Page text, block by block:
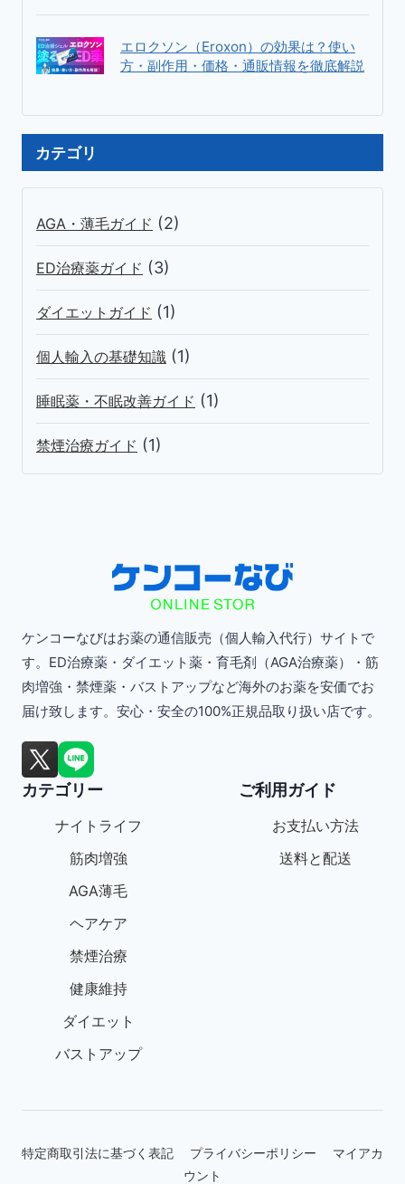
エロクソン（Eroxon）の効果は？使い
方・副作用・価格・通販情報を徹底解説
カテゴリ
AGA・薄毛ガイド (2)
ED治療薬ガイド (3)
ダイエットガイド (1)
個人輸入の基礎知識 (1)
睡眠薬・不眠改善ガイド (1)
禁煙治療ガイド (1)
ケンコーなびはお薬の通信販売（個人輸入代行）サイトで
す。ED治療薬・ダイエット薬・育毛剤（AGA治療薬）・筋
肉増強・禁煙薬・バストアップなど海外のお薬を安価でお
届け致します。安心・安全の100%正規品取り扱い店です。
カテゴリー
ナイトライフ
筋肉増強
AGA薄毛
ヘアケア
禁煙治療
健康維持
ダイエット
バストアップ
ご利用ガイド
お支払い方法
送料と配送
特定商取引法に基づく表記 プライバシーポリシー
マイアカ
ウント